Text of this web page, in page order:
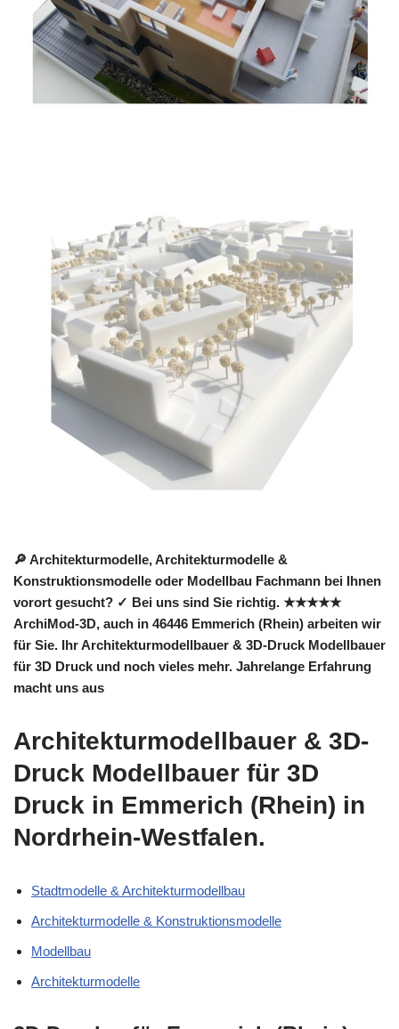
🔎 Architekturmodelle, Architekturmodelle &
Konstruktionsmodelle oder Modellbau Fachmann bei Ihnen
vorort gesucht? ✓ Bei uns sind Sie richtig. ★★★★★
ArchiMod-3D, auch in 46446 Emmerich (Rhein) arbeiten wir
für Sie. Ihr Architekturmodellbauer & 3D-Druck Modellbauer
für 3D Druck und noch vieles mehr. Jahrelange Erfahrung
macht uns aus
Architekturmodellbauer & 3D-
Druck Modellbauer für 3D
Druck in Emmerich (Rhein) in
Nordrhein-Westfalen.
Stadtmodelle & Architekturmodellbau
Architekturmodelle & Konstruktionsmodelle
Modellbau
Architekturmodelle